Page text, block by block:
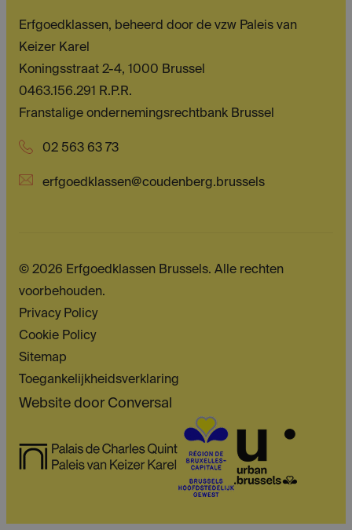
Erfgoedklassen, beheerd door de vzw Paleis van
Keizer Karel
Koningsstraat 2-4, 1000 Brussel
0463.156.291 R.P.R.
Franstalige ondernemingsrechtbank Brussel
02 563 63 73
erfgoedklassen@coudenberg.brussels
© 2026 Erfgoedklassen Brussels. Alle rechten
voorbehouden.
Privacy Policy
Cookie Policy
Sitemap
Toegankelijkheidsverklaring
Website door Conversal